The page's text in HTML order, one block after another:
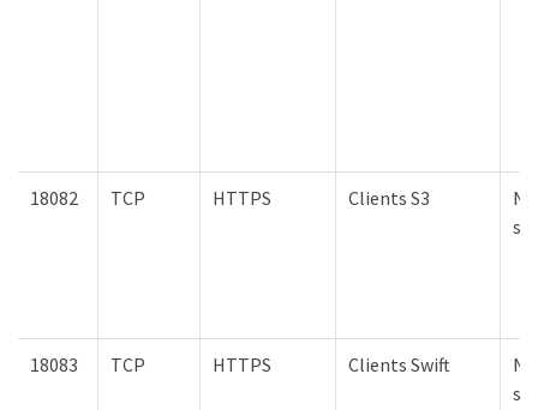
18082 TCP HTTPS Clients S3
18083 TCP HTTPS Clients Swift